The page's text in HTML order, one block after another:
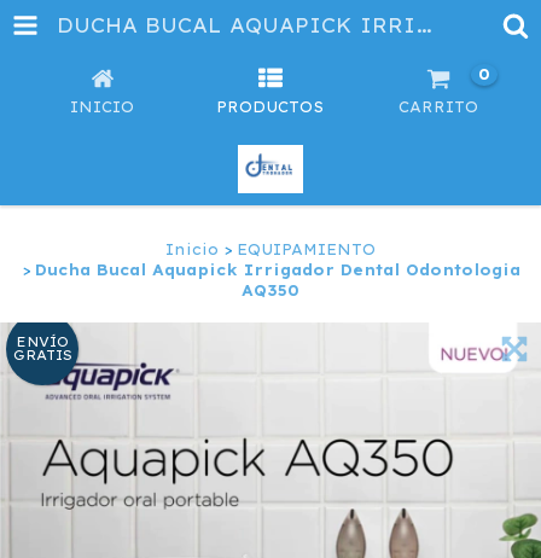
DUCHA BUCAL AQUAPICK IRRIGADOR DENTAL ODONTOLOGIA AQ350
INICIO PRODUCTOS CARRITO
0
Inicio > EQUIPAMIENTO
> Ducha Bucal Aquapick Irrigador Dental Odontologia
AQ350
ENVÍO
GRATIS